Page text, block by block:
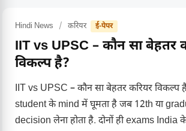
Hindi News / करियर ई-पेपर
IIT vs UPSC – कौन सा बेहतर
विकल्प है?
IIT vs UPSC – कौन सा बेहतर करियर विकल्प
student के mind में घूमता है जब 12th या
decision लेना होता है. दोनों ही exams India